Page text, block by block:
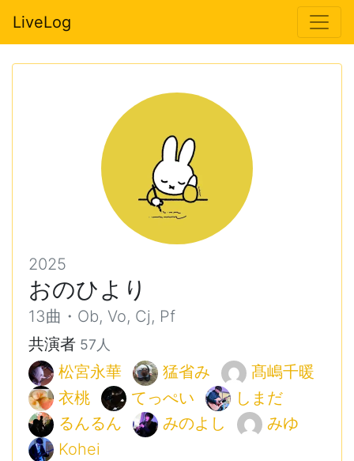
LiveLog
2025
おのひより
13曲・Ob, Vo, Cj, Pf
共演者 57人
松宮永華 猛省み
髙嶋千暖
衣桃
てっぺい
しまだ
るんるん
みのよし
みゆ
Kohei